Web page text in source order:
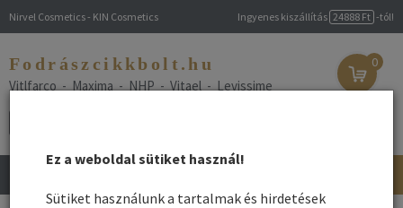
Nirvel Cosmetics - KIN Cosmetics Ingyenes kiszállítás 24888 Ft -tól!
Fodrászcikkbolt.hu
Vitlfarco - Maxima - NHP - Vitael - Levissime
0
navigation
Ez a weboldal sütiket használ!
Sütiket használunk a tartalmak és hirdetések